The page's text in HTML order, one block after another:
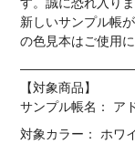
新しいサンプル帳
の色見本はご使用
【対象商品】
サンプル帳名： ア
対象カラー： ホワ